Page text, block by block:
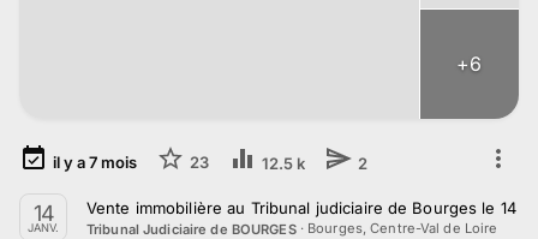
+6
il y a7mois 23 12.5 k 2
14
JANV.
Vente immobilière au Tribunal judiciaire de Bourges le 14
Tribunal Judiciaire de BOURGES· Bourges, Centre-Val de Loire